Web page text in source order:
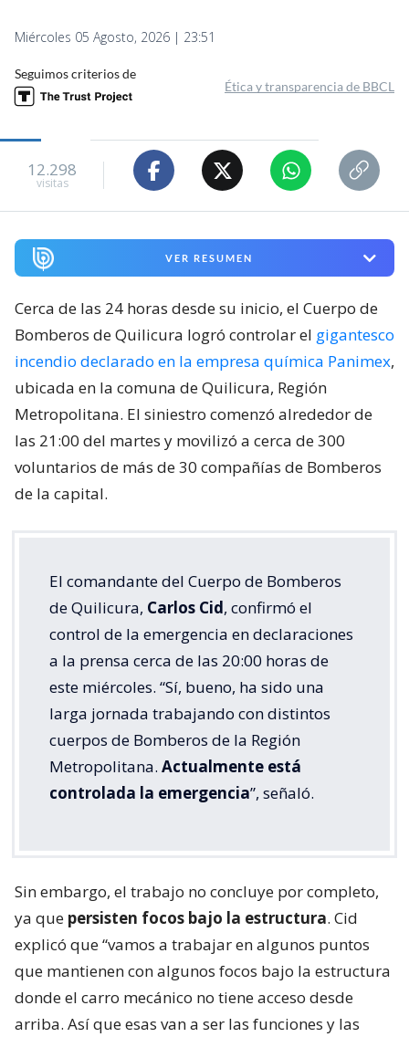
Miércoles 05 Agosto, 2026 | 23:51
Seguimos criterios de
Ética y transparencia de BBCL
12.298
visitas
VER RESUMEN
Cerca de las 24 horas desde su inicio, el Cuerpo de
Bomberos de Quilicura logró controlar el gigantesco
incendio declarado en la empresa química Panimex,
ubicada en la comuna de Quilicura, Región
Metropolitana. El siniestro comenzó alrededor de
las 21:00 del martes y movilizó a cerca de 300
voluntarios de más de 30 compañías de Bomberos
de la capital.
El comandante del Cuerpo de Bomberos
de Quilicura, Carlos Cid, confirmó el
control de la emergencia en declaraciones
a la prensa cerca de las 20:00 horas de
este miércoles. “Sí, bueno, ha sido una
larga jornada trabajando con distintos
cuerpos de Bomberos de la Región
Metropolitana. Actualmente está
controlada la emergencia”, señaló.
Sin embargo, el trabajo no concluye por completo,
ya que persisten focos bajo la estructura. Cid
explicó que “vamos a trabajar en algunos puntos
que mantienen con algunos focos bajo la estructura
donde el carro mecánico no tiene acceso desde
arriba. Así que esas van a ser las funciones y las